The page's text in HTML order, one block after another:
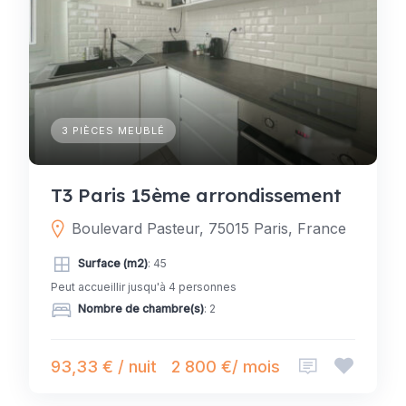
3 PIÈCES MEUBLÉ
T3 Paris 15ème arrondissement
Boulevard Pasteur, 75015 Paris, France
Surface (m2): 45
Peut accueillir jusqu'à 4 personnes
Nombre de chambre(s): 2
93,33 € / nuit 2 800 €/ mois